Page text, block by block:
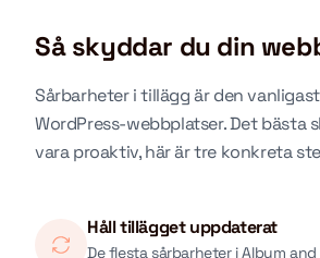
Så skyddar du din
Sårbarheter i tillägg är den
WordPress-webbplatser. Det bästa
vara proaktiv, här är tre konkreta
Håll tillägget uppdaterat
De flesta sårbarheter i Album and